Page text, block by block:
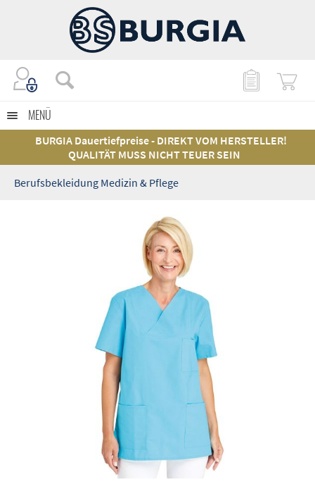
MENÜ
BURGIA Dauertiefpreise - DIREKT VOM HERSTELLER!
QUALITÄT MUSS NICHT TEUER SEIN
Berufsbekleidung Medizin & Pflege